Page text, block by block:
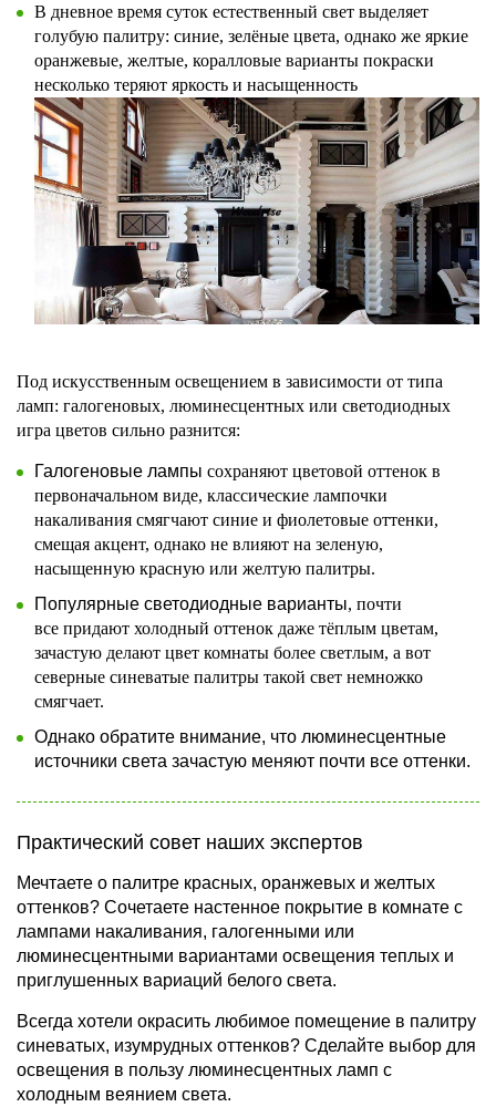
В дневное время суток естественный свет выделяет
голубую палитру: синие, зелёные цвета, однако же яркие
оранжевые, желтые, коралловые варианты покраски
несколько теряют яркость и насыщенность
Под искусственным освещением в зависимости от типа
ламп: галогеновых, люминесцентных или светодиодных
игра цветов сильно разнится:
Галогеновые лампы сохраняют цветовой оттенок в
первоначальном виде, классические лампочки
накаливания смягчают синие и фиолетовые оттенки,
смещая акцент, однако не влияют на зеленую,
насыщенную красную или желтую палитры.
Популярные светодиодные варианты, почти
все придают холодный оттенок даже тёплым цветам,
зачастую делают цвет комнаты более светлым, а вот
северные синеватые палитры такой свет немножко
смягчает.
Однако обратите внимание, что люминесцентные
источники света зачастую меняют почти все оттенки.
Практический совет наших экспертов
Мечтаете о палитре красных, оранжевых и желтых
оттенков? Сочетаете настенное покрытие в комнате с
лампами накаливания, галогенными или
люминесцентными вариантами освещения теплых и
приглушенных вариаций белого света.
Всегда хотели окрасить любимое помещение в палитру
синеватых, изумрудных оттенков? Сделайте выбор для
освещения в пользу люминесцентных ламп с
холодным веянием света.